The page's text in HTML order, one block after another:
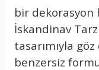
bir dekorasyon
İskandinav
tasarımıyla
benzersiz